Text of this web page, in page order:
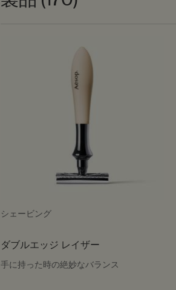
シェービング
ダブルエッジ レイザー
手に持った時の絶妙なバランス